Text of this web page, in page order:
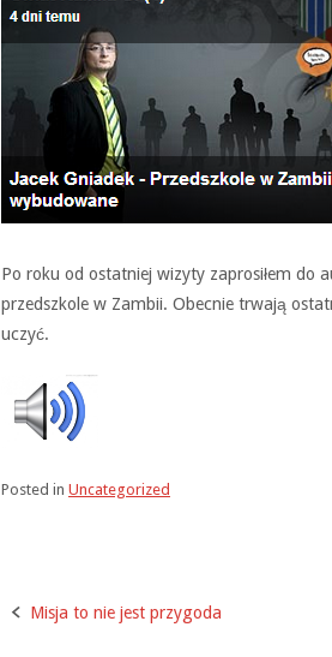
Po roku od ostatniej wizyty zaprosiłem do
przedszkole w Zambii. Obecnie trwają
uczyć.
Posted in Uncategorized
Post
Misja to nie jest przygoda